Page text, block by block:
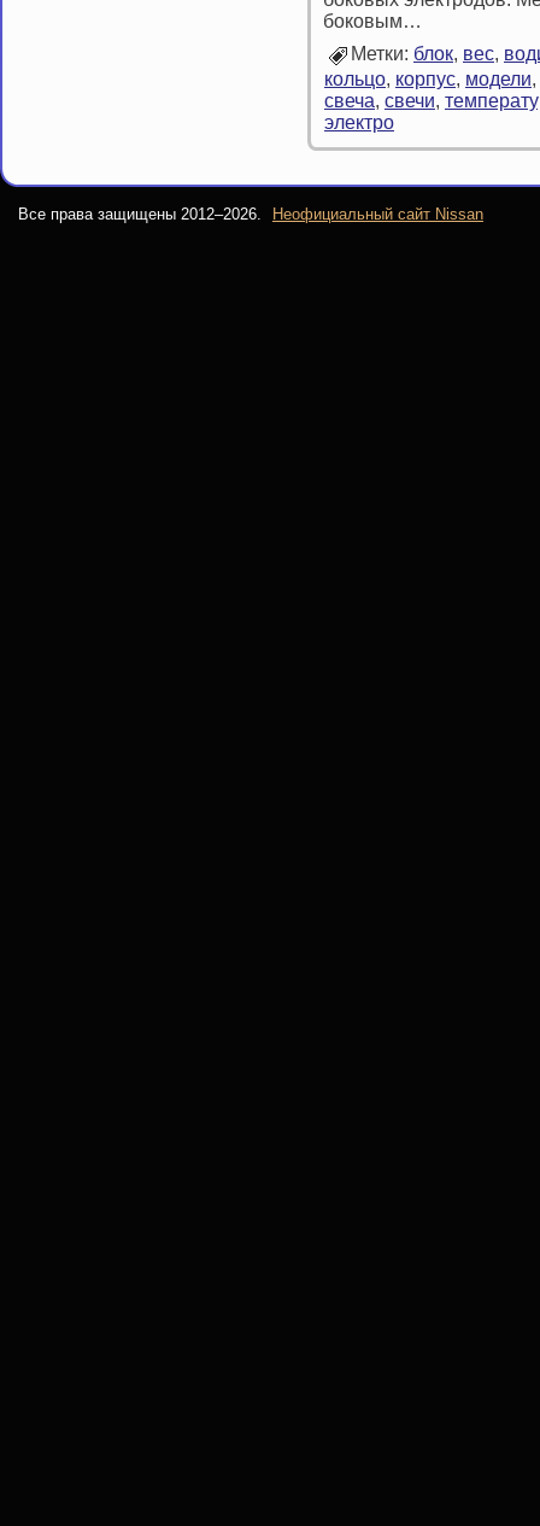
боковым…
Метки: блок, вес,
кольцо, корпус, модели,
свеча, свечи,
электро
Все права защищены 2012–2026. Неофициальный сайт Nissan